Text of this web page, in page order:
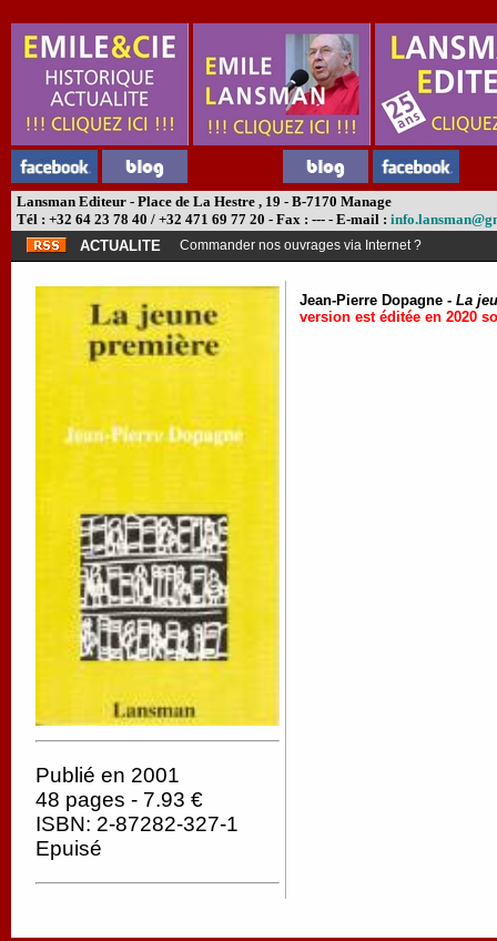
Lansman Editeur - Place de La Hestre , 19 - B-7170 Manage
Tél : +32 64 23 78 40 / +32 471 69 77 20 - Fax : --- - E-mail :
ACTUALITE
Commander nos ouvrages via Internet ?
Publié en 2001
48 pages - 7.93 €
ISBN: 2-87282-327-1
Epuisé
Jean-Pierre Dopagne - La
version est éditée en 2020